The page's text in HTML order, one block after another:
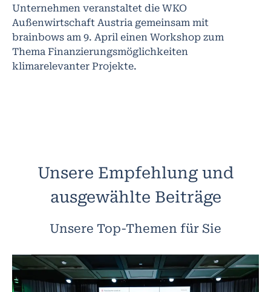
Unternehmen veranstaltet die WKO
Außenwirtschaft Austria gemeinsam mit
brainbows am 9. April einen Workshop zum
Thema Finanzierungsmöglichkeiten
klimarelevanter Projekte.
Unsere Empfehlung und
ausgewählte Beiträge
Unsere Top-Themen für Sie